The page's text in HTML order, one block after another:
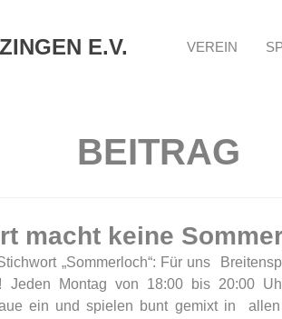
E.V. VEREIN
BEITRAG
macht keine
„Sommerloch“: Für uns
Jeden Montag von 18:00 bis 20:00
ein und spielen bunt gemixt in